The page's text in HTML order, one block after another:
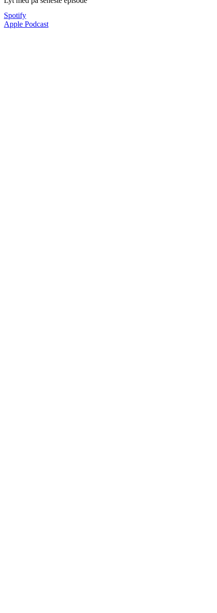
Spotify
Apple Podcast